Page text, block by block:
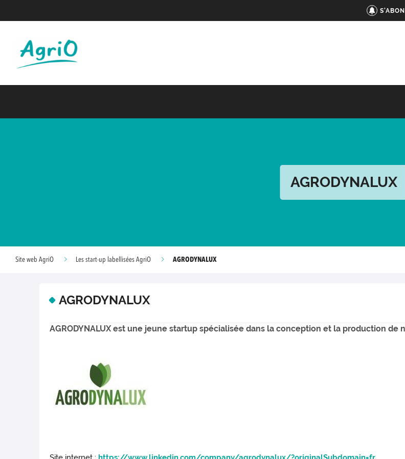
AGRODYNALUX
Site web AgriO Les start-up labellisées AgriO AGRODYNALUX
AGRODYNALUX
AGRODYNALUX est une jeune startup spécialisée dans la conception et la production